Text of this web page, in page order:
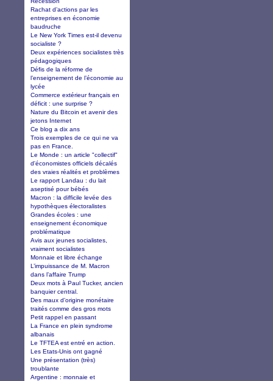
Rachat d’actions par les
entreprises en économie
baudruche
Le New York Times est-il devenu
socialiste ?
Deux expériences socialistes très
pédagogiques
Défis de la réforme de
l’enseignement de l’économie au
lycée
Commerce extérieur français en
déficit : une surprise ?
Nature du Bitcoin et avenir des
jetons Internet
Ce blog a dix ans
Trois exemples de ce qui ne va
pas en France.
Le Monde : un article "collectif"
d'économistes officiels décalés
des vraies réalités et problèmes
Le rapport Landau : du lait
aseptisé pour bébés
Macron : la difficile levée des
hypothèques électoralistes
Grandes écoles : une
enseignement économique
problématique
Avis aux jeunes socialistes,
vraiment socialistes
Monnaie et libre échange
L’impuissance de M. Macron
dans l’affaire Trump
Deux mots à Paul Tucker, ancien
banquier central.
Des maux d’origine monétaire
traités comme des gros mots
Petit rappel en passant
La France en plein syndrome
albanais
Le TFTEA est entré en action.
Les Etats-Unis ont gagné
Une présentation (très)
troublante
Argentine : monnaie et